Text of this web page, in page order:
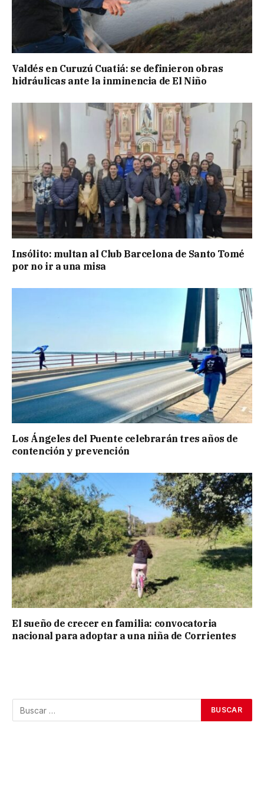
Valdés en Curuzú Cuatiá: se definieron obras
hidráulicas ante la inminencia de El Niño
Insólito: multan al Club Barcelona de Santo Tomé
por no ir a una misa
Los Ángeles del Puente celebrarán tres años de
contención y prevención
El sueño de crecer en familia: convocatoria
nacional para adoptar a una niña de Corrientes